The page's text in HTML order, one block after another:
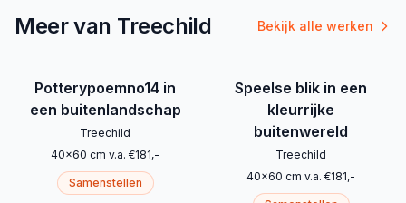
Meer van Treechild Bekijk alle werken
Potterypoemno14 in
een buitenlandschap
Treechild
40x60 cm v.a. €181,-
Samenstellen
Speelse blik in een
kleurrijke
buitenwereld
Treechild
40x60 cm v.a. €181,-